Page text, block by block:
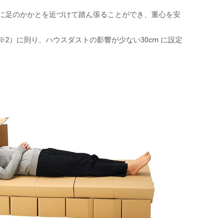
のかかとを近づけて踏ん張ることができ、重心を安
）に則り、ハウスダストの影響が少ない30cm に設定